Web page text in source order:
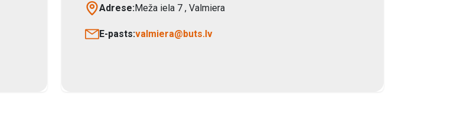
Adrese:Meža iela 7 , Valmiera
E-pasts:valmiera@buts.lv